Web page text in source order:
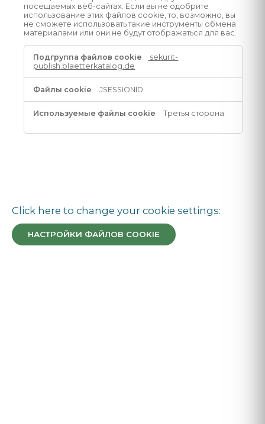
посещаемых веб-сайтах. Если вы не одобрите
использование этих файлов cookie, то, возможно, вы
не сможете использовать такие инструменты обмена
материалами или они не будут отображаться для вас.
Файлы
cookie
социальных
sekurit-
publish.blaetterkatalog.de
JSESSIONID
Третья сторона
Click here to change your cookie settings:
НАСТРОЙКИ ФАЙЛОВ COOKIE